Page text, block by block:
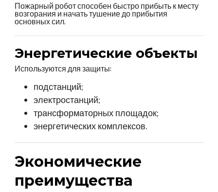
Пожарный робот способен быстро прибыть к месту
возгорания и начать тушение до прибытия
основных сил.
Энергетические объекты
Используются для защиты:
подстанций;
электростанций;
трансформаторных площадок;
энергетических комплексов.
Экономические
преимущества